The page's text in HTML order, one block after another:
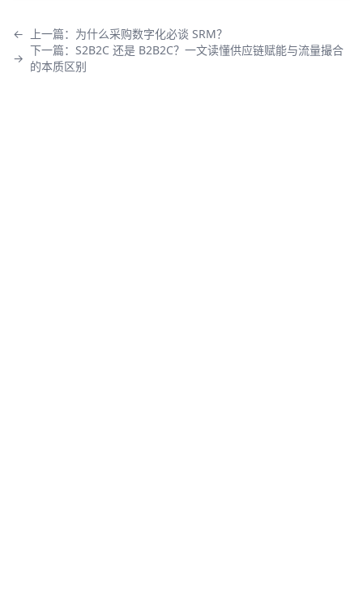
← 上一篇： 为什么采购数字化必谈 SRM？
→
下一篇： S2B2C 还是 B2B2C？一文读懂供应链赋能与流量撮合
的本质区别